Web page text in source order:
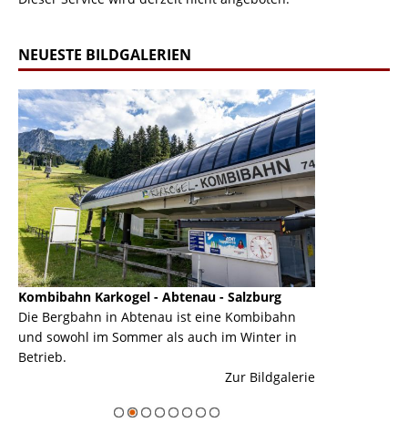
NEUESTE BILDGALERIEN
Kombibahn Karkogel - Abtenau - Salzburg
Die Bergbahn in Abtenau ist eine Kombibahn
und sowohl im Sommer als auch im Winter in
Betrieb.
Zur Bildgalerie